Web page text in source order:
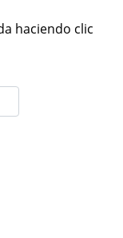
haciendo clic